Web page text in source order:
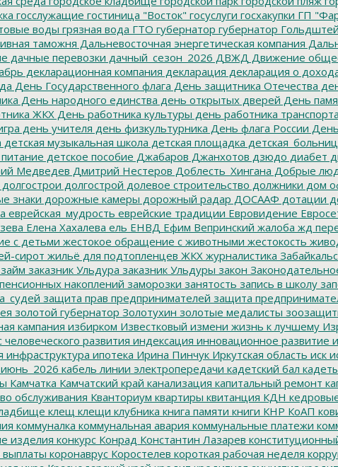
госслужащие гостиница "Восток" госуслуги госхакупки ГП
воды грязная вода ГТО губернатор губернатор
таможня Дальневосточная энергетическая компания
дачные перевозки дачный_сезон_2026 ДВЖД Движение
декларационная компания декларация декларация о
День Государственного флага День защитника Отечества
День народного единства день открытых дверей День
ЖКХ День работника культуры день работника транспорта
день учителя день физкультурника День флага России
детская музыкальная школа детская площадка
детское пособие Джабаров Джанхотов дзюдо диабет
Медведев Дмитрий Нестеров Доблесть_Хингана Добрые
долгострои долгострой долевое строительство должники дом
знаки дорожные камеры дорожный радар ДОСААФ дотации
еврейская_мудрость еврейские традиции Евровидение
Елена Хахалева ель ЕНВД Ефим Вепринский жалоба жд
с детьми жестокое обращение с животными жестокость
сирот жильё для подтопленцев ЖКХ журналистика
займ заказник Ульдура заказник Ульдуры закон
накоплений заморозки занятость запись в школу
защита прав предпринимателей защита
золотой губернатор Золотухин золотые медалисты
кампания избирком Известковый измени жизнь к лучшему
человеческого развития индексация инновационное развитие
инфраструктура ипотека Ирина Пинчук Иркутская область иск
июнь_2026 кабель линии электропередачи кадетский бал
Камчатка Камчатский край канализация капитальный ремонт
обслуживания Кванториум квартиры квитанция КДН
клещ клещи клубника книга памяти книги КНР КоАП
коммуналка коммунальная авария коммунальные платежи
изделия конкурс Конрад Константин Лазарев
коронаврус Коростелев короткая рабочая неделя